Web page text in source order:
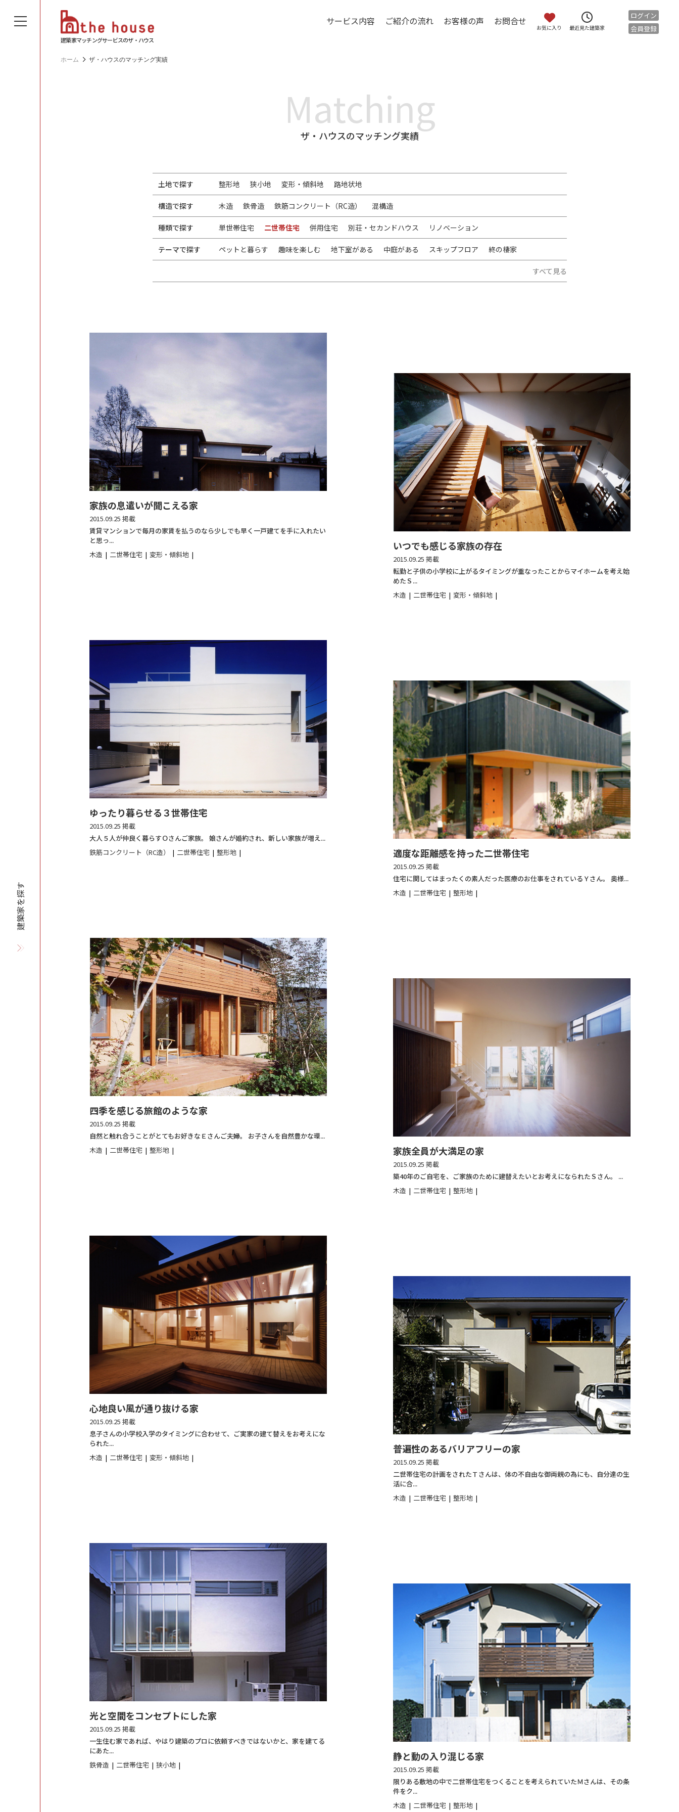
建築家を探す
建築家マッチングサービスのザ・ハウス
サービス内容 ご紹介の流れ お客様の声 お問合せ
お気に入り 最近見た建築家
ログイン
会員登録
ホーム ザ・ハウスのマッチング実績
Matching
ザ・ハウスのマッチング実績
土地で探す 整形地 狭小地 変形・傾斜地 路地状地
構造で探す 木造 鉄骨造 鉄筋コンクリート（RC造） 混構造
種類で探す 単世帯住宅 二世帯住宅 併用住宅 別荘・セカンドハウス リノベーション
テーマで探す ペットと暮らす 趣味を楽しむ 地下室がある 中庭がある スキップフロア 終の棲家
すべて見る
家族の息遣いが聞こえる家
2015.09.25 掲載
賃貸マンションで毎月の家賃を払うのなら少しでも早く一戸建てを手に入れたい
と思っ...
木造
二世帯住宅 変形・傾斜地
いつでも感じる家族の存在
2015.09.25 掲載
転勤と子供の小学校に上がるタイミングが重なったことからマイホームを考え始
めたＳ...
木造
二世帯住宅 変形・傾斜地
ゆったり暮らせる３世帯住宅
2015.09.25 掲載
大人５人が仲良く暮らすＯさんご家族。 娘さんが婚約され、新しい家族が増え...
鉄筋コンクリート（RC造）
二世帯住宅 整形地 適度な距離感を持った二世帯住宅
2015.09.25 掲載
住宅に関してはまったくの素人だった医療のお仕事をされているＹさん。 奥様...
木造
二世帯住宅 整形地
四季を感じる旅館のような家
2015.09.25 掲載
自然と触れ合うことがとてもお好きなＥさんご夫婦。 お子さんを自然豊かな環...
木造
二世帯住宅 整形地 家族全員が大満足の家
2015.09.25 掲載
築40年のご自宅を、ご家族のために建替えたいとお考えになられたＳさん。 ...
木造
二世帯住宅 整形地
心地良い風が通り抜ける家
2015.09.25 掲載
息子さんの小学校入学のタイミングに合わせて、ご実家の建て替えをお考えにな
られた...
木造
二世帯住宅 変形・傾斜地
普遍性のあるバリアフリーの家
2015.09.25 掲載
二世帯住宅の計画をされたＴさんは、体の不自由な御両親の為にも、自分達の生
活に合...
木造
二世帯住宅 整形地
光と空間をコンセプトにした家
2015.09.25 掲載
一生住む家であれば、やはり建築のプロに依頼すべきではないかと、家を建てる
にあた...
鉄骨造
二世帯住宅 狭小地
静と動の入り混じる家
2015.09.25 掲載
限りある敷地の中で二世帯住宅をつくることを考えられていたＭさんは、その条
件をク...
木造
二世帯住宅 整形地